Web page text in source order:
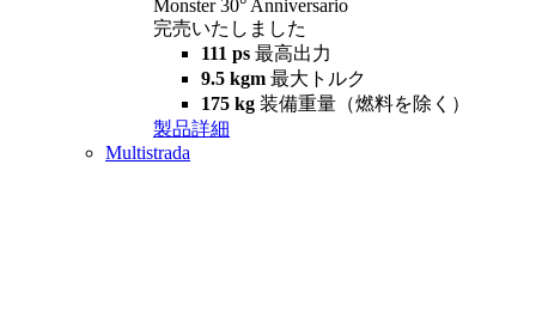
Monster 30° Anniversario
完売いたしました
111 ps 最高出力
9.5 kgm 最大トルク
175 kg 装備重量（燃料を除く）
製品詳細
Multistrada